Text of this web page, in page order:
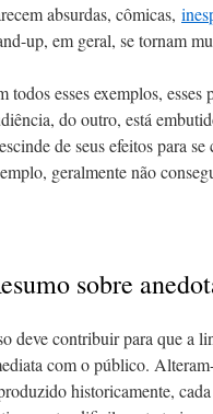
absurdas, cômicas,
up, em geral, se tornam
todos esses exemplos,
do outro, está
de seus efeitos para
geralmente não
sobre
deve contribuir para que a
com o público.
historicamente,